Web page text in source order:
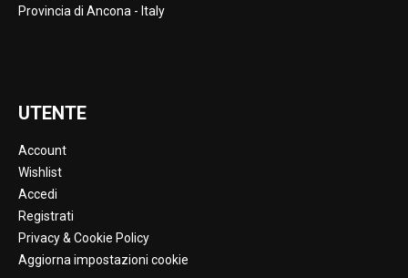
Provincia di Ancona - Italy
UTENTE
Account
Wishlist
Accedi
Registrati
Privacy & Cookie Policy
Aggiorna impostazioni cookie